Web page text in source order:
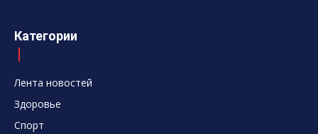
Категории
Лента новостей
Здоровье
Спорт